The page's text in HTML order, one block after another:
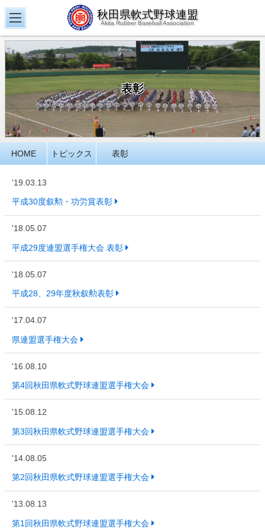
秋田県軟式野球連盟
Akita Rubber Baseball Association
表彰
HOME トピックス 表彰
'19.03.13
平成30度叙勲・功労賞表彰
'18.05.07
平成29度連盟選手権大会 表彰
'18.05.07
平成28、29年度秋叙勲表彰
'17.04.07
県連盟選手権大会
'16.08.10
第4回秋田県軟式野球連盟選手権大会
'15.08.12
第3回秋田県軟式野球連盟選手権大会
'14.08.05
第2回秋田県軟式野球連盟選手権大会
'13.08.13
第1回秋田県軟式野球連盟選手権大会